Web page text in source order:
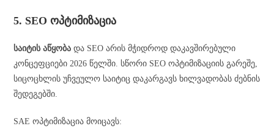
5. SEO ოპტიმიზაცია
საიტის აწყობა და SEO არის მჭიდროდ დაკავშირებული
კონცეფციები 2026 წელში. სწორი SEO ოპტიმიზაციის გარეშე,
სიცოცხლის უჩვეულო საიტიც დაკარგავს ხილვადობას ძებნის
შედეგებში.
SAE ოპტიმიზაცია მოიცავს: